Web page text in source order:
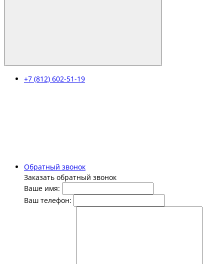
+7 (812) 602-51-19
Обратный звонок
Заказать обратный звонок
Ваше имя:
Ваш телефон: